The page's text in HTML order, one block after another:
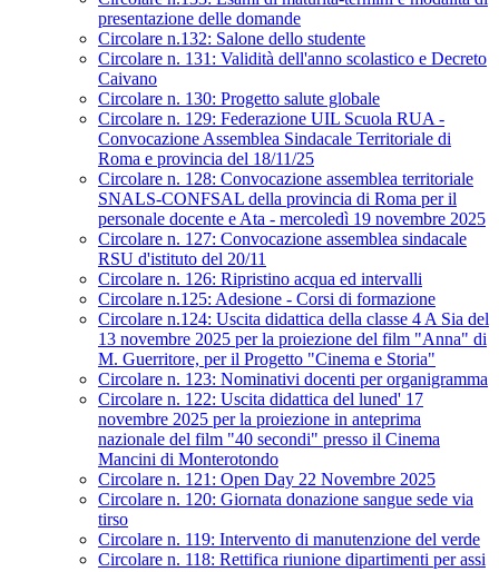
presentazione delle domande
Circolare n.132: Salone dello studente
Circolare n. 131: Validità dell'anno scolastico e Decreto
Caivano
Circolare n. 130: Progetto salute globale
Circolare n. 129: Federazione UIL Scuola RUA -
Convocazione Assemblea Sindacale Territoriale di
Roma e provincia del 18/11/25
Circolare n. 128: Convocazione assemblea territoriale
SNALS-CONFSAL della provincia di Roma per il
personale docente e Ata - mercoledì 19 novembre 2025
Circolare n. 127: Convocazione assemblea sindacale
RSU d'istituto del 20/11
Circolare n. 126: Ripristino acqua ed intervalli
Circolare n.125: Adesione - Corsi di formazione
Circolare n.124: Uscita didattica della classe 4 A Sia del
13 novembre 2025 per la proiezione del film "Anna" di
M. Guerritore, per il Progetto "Cinema e Storia"
Circolare n. 123: Nominativi docenti per organigramma
Circolare n. 122: Uscita didattica del luned' 17
novembre 2025 per la proiezione in anteprima
nazionale del film "40 secondi" presso il Cinema
Mancini di Monterotondo
Circolare n. 121: Open Day 22 Novembre 2025
Circolare n. 120: Giornata donazione sangue sede via
tirso
Circolare n. 119: Intervento di manutenzione del verde
Circolare n. 118: Rettifica riunione dipartimenti per assi